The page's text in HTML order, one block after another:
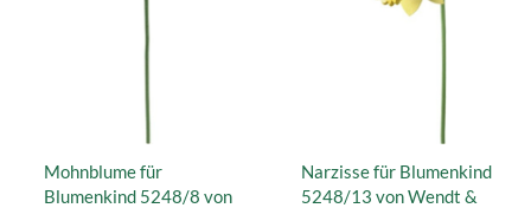
Mohnblume für
Blumenkind 5248/8 von
Narzisse für Blumenkind
5248/13 von Wendt &